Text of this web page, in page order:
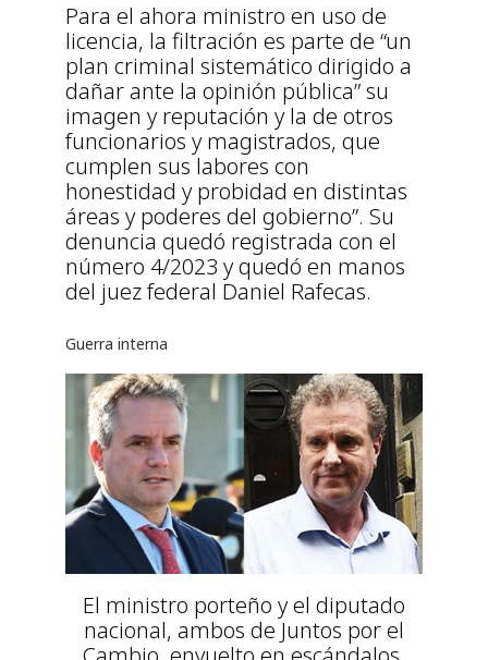
Para el ahora ministro en uso de
licencia, la filtración es parte de “un
plan criminal sistemático dirigido a
dañar ante la opinión pública” su
imagen y reputación y la de otros
funcionarios y magistrados, que
cumplen sus labores con
honestidad y probidad en distintas
áreas y poderes del gobierno”. Su
denuncia quedó registrada con el
número 4/2023 y quedó en manos
del juez federal Daniel Rafecas.
Guerra interna
El ministro porteño y el diputado
nacional, ambos de Juntos por el